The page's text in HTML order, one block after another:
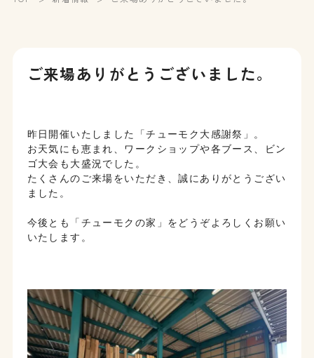
ご来場ありがとうございました。
昨日開催いたしました「チューモク大感謝祭」。
お天気にも恵まれ、ワークショップや各ブース、ビン
ゴ大会も大盛況でした。
たくさんのご来場をいただき、誠にありがとうござい
ました。
今後とも「チューモクの家」をどうぞよろしくお願い
いたします。